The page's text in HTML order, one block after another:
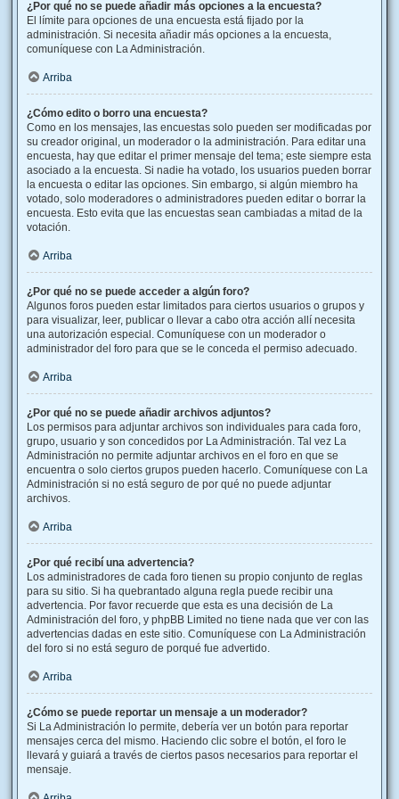
¿Por qué no se puede añadir más opciones a la encuesta?
El límite para opciones de una encuesta está fijado por la
administración. Si necesita añadir más opciones a la encuesta,
comuníquese con La Administración.
Arriba
¿Cómo edito o borro una encuesta?
Como en los mensajes, las encuestas solo pueden ser modificadas por
su creador original, un moderador o la administración. Para editar una
encuesta, hay que editar el primer mensaje del tema; este siempre esta
asociado a la encuesta. Si nadie ha votado, los usuarios pueden borrar
la encuesta o editar las opciones. Sin embargo, si algún miembro ha
votado, solo moderadores o administradores pueden editar o borrar la
encuesta. Esto evita que las encuestas sean cambiadas a mitad de la
votación.
Arriba
¿Por qué no se puede acceder a algún foro?
Algunos foros pueden estar limitados para ciertos usuarios o grupos y
para visualizar, leer, publicar o llevar a cabo otra acción allí necesita
una autorización especial. Comuníquese con un moderador o
administrador del foro para que se le conceda el permiso adecuado.
Arriba
¿Por qué no se puede añadir archivos adjuntos?
Los permisos para adjuntar archivos son individuales para cada foro,
grupo, usuario y son concedidos por La Administración. Tal vez La
Administración no permite adjuntar archivos en el foro en que se
encuentra o solo ciertos grupos pueden hacerlo. Comuníquese con La
Administración si no está seguro de por qué no puede adjuntar
archivos.
Arriba
¿Por qué recibí una advertencia?
Los administradores de cada foro tienen su propio conjunto de reglas
para su sitio. Si ha quebrantado alguna regla puede recibir una
advertencia. Por favor recuerde que esta es una decisión de La
Administración del foro, y phpBB Limited no tiene nada que ver con las
advertencias dadas en este sitio. Comuníquese con La Administración
del foro si no está seguro de porqué fue advertido.
Arriba
¿Cómo se puede reportar un mensaje a un moderador?
Si La Administración lo permite, debería ver un botón para reportar
mensajes cerca del mismo. Haciendo clic sobre el botón, el foro le
llevará y guiará a través de ciertos pasos necesarios para reportar el
mensaje.